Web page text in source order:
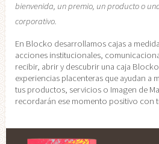
bienvenida, un premio, un producto o
corporativo.
En Blocko desarrollamos cajas a
acciones institucionales,
recibir, abrir y descubrir una caja
experiencias placenteras que ayudan a
tus productos, servicios o Imagen de
recordarán ese momento positivo con